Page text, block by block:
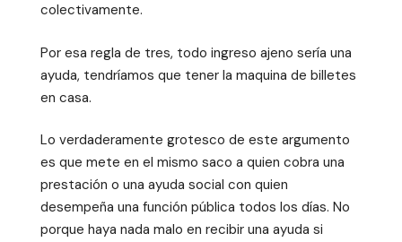
colectivamente.
Por esa regla de tres, todo ingreso ajeno sería una
ayuda, tendríamos que tener la maquina de billetes
en casa.
Lo verdaderamente grotesco de este argumento
es que mete en el mismo saco a quien cobra una
prestación o una ayuda social con quien
desempeña una función pública todos los días. No
porque haya nada malo en recibir una ayuda si